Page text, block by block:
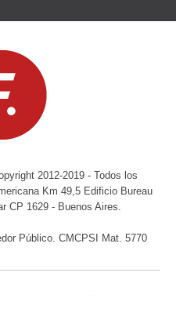
2012-2019 - Todos los
Km 49,5 Edificio Bureau
CP 1629 - Buenos Aires.
Público. CMCPSI Mat. 5770